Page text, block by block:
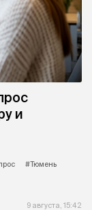
и
#Тюмень
9 августа, 15:42